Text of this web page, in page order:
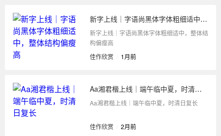
新字上线｜字语尚黑体字体粗细适中，整体结构偏瘦高
新字上线｜字语尚黑体字体粗细适中，整体结
构偏瘦高
佳作欣赏
1月前
Aa湘君楷上线｜端午临中夏，时清日复长
Aa湘君楷上线｜端午临中夏，时清日复长
佳作欣赏 2月前